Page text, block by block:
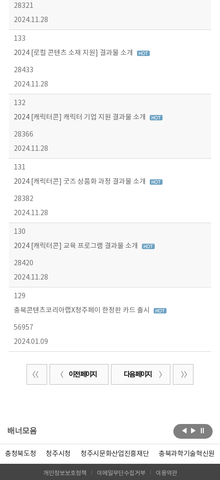
28321
2024.11.28
133
2024 [로컬 콘텐츠 소재 지원] 결과물 소개
28433
2024.11.28
132
2024 [캐릭터콘] 캐릭터 기업 지원 결과물 소개
28366
2024.11.28
131
2024 [캐릭터콘] 굿즈 상품화 과정 결과물 소개
28382
2024.11.28
130
2024 [캐릭터콘] 교육 프로그램 결과물 소개
28420
2024.11.28
129
충북콘텐츠코리아랩X청주페이 한정판 카드 출시
56957
2024.01.09
이전 페이지 다음 페이지
배너모음
충청북도청 청주시청 청주시문화산업진흥재단 충북과학기술혁신원
개인정보보호정책 이메일무단수집거부 이용약관